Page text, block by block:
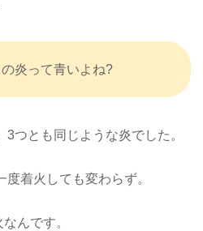
炎って青いよね?
つとも同じような炎でした。
着火しても変わらず。
んです。